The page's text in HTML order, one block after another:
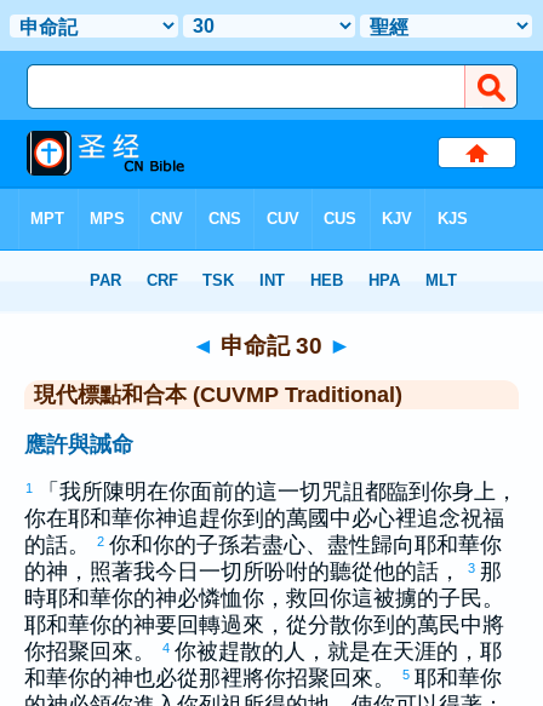
> 申命記 30
◄ 申命記 30 ►
現代標點和合本 (CUVMP Traditional)
應許與誡命
1
「我所陳明在你面前的這一切咒詛都臨到你身上，
你在耶和華你神追趕你到的萬國中必心裡追念祝福
的話。
2 你和你的子孫若盡心、盡性歸向耶和華你
的神，照著我今日一切所吩咐的聽從他的話，
3 那
時耶和華你的神必憐恤你，救回你這被擄的子民。
耶和華你的神要回轉過來，從分散你到的萬民中將
你招聚回來。
4 你被趕散的人，就是在天涯的，耶
和華你的神也必從那裡將你招聚回來。
5 耶和華你